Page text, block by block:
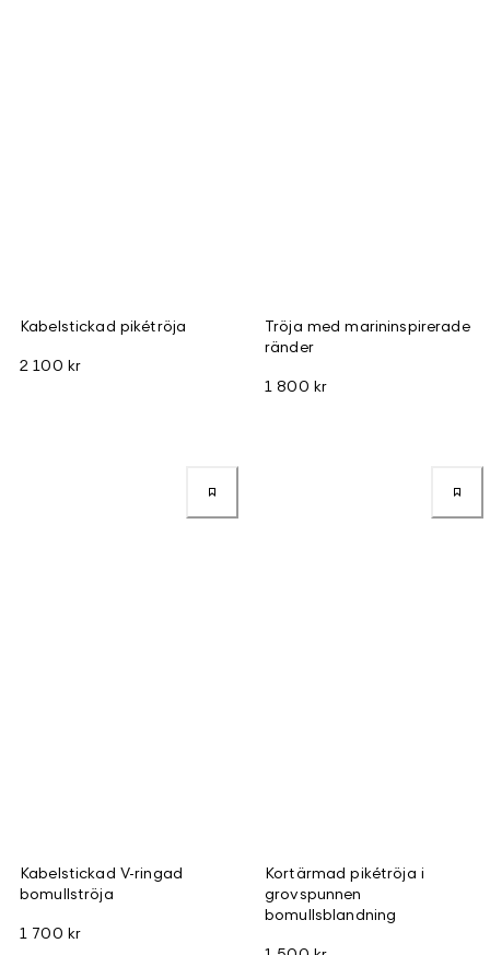
Kabelstickad pikétröja
2 100 kr
Tröja med marininspirerade
ränder
1 800 kr
Kabelstickad V-ringad
bomullströja
1 700 kr
Kortärmad pikétröja i
grovspunnen
bomullsblandning